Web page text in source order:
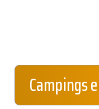
Campings